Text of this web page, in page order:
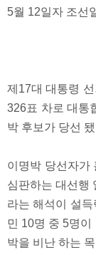
5월 12일자 조선
노
제17대 대통령
326표 차로 대통
박 후보가 당선
이명박 당선자가
심판하는 대선행
라는 해석이 설
민 10명 중 5명
박을 비난 하는